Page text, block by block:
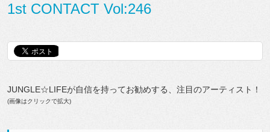
1st CONTACT Vol:246
JUNGLE☆LIFEが自信を持ってお勧めする、注目のアーティスト！
(画像はクリックで拡大)